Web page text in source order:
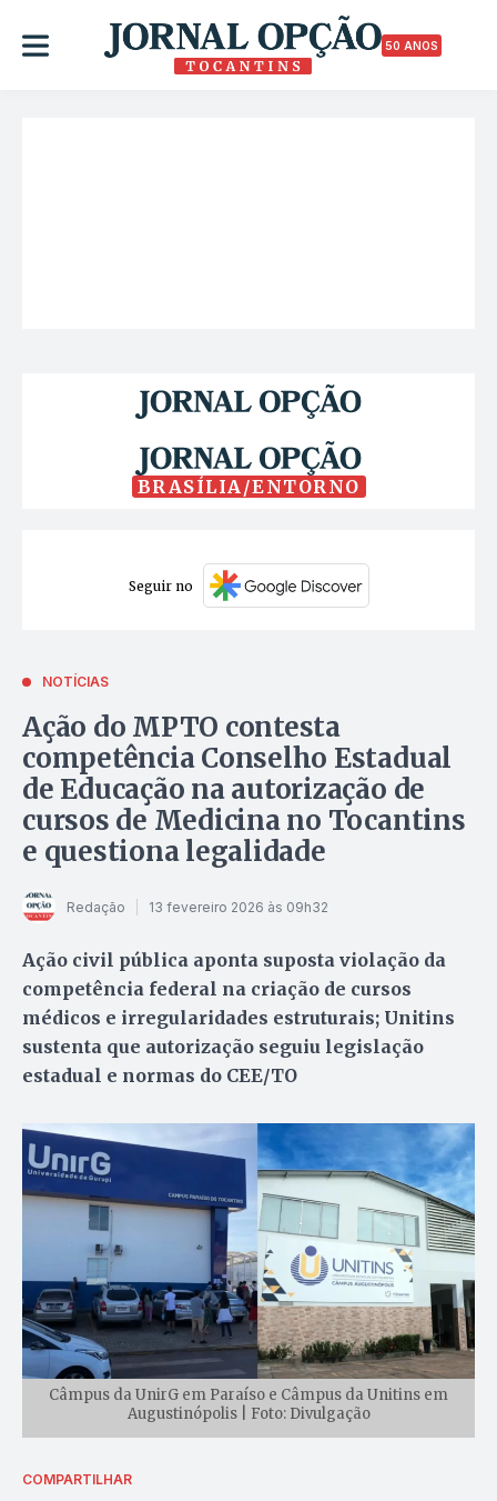
50 ANOS
BRASÍLIA/ENTORNO
Seguir no
NOTÍCIAS
Ação do MPTO contesta
competência Conselho Estadual
de Educação na autorização de
cursos de Medicina no Tocantins
e questiona legalidade
Redação 13 fevereiro 2026 às 09h32
Ação civil pública aponta suposta violação da
competência federal na criação de cursos
médicos e irregularidades estruturais; Unitins
sustenta que autorização seguiu legislação
estadual e normas do CEE/TO
Câmpus da UnirG em Paraíso e Câmpus da Unitins em
Augustinópolis | Foto: Divulgação
COMPARTILHAR